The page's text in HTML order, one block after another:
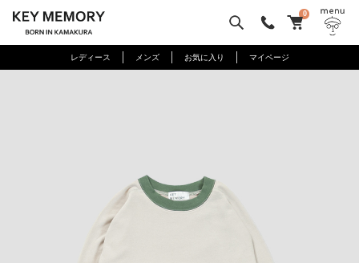
0
レディース メンズ お気に入り マイページ